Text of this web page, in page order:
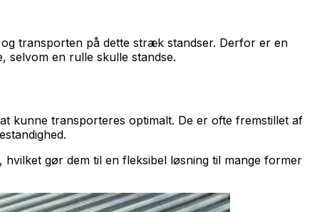
transporten på dette stræk standser. Derfor er en
en rulle skulle standse.
kunne transporteres optimalt. De er ofte fremstillet af
gør dem til en fleksibel løsning til mange former